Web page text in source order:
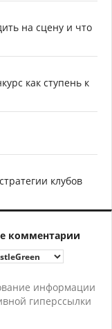
на сцену и что
как ступень к
клубов
комментарии
информации
гиперссылки